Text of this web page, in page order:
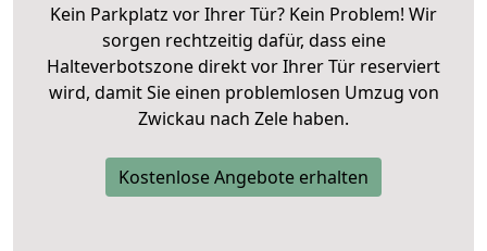
Kein Parkplatz vor Ihrer Tür? Kein Problem! Wir
sorgen rechtzeitig dafür, dass eine
Halteverbotszone direkt vor Ihrer Tür reserviert
wird, damit Sie einen problemlosen Umzug von
Zwickau nach Zele haben.
Kostenlose Angebote erhalten